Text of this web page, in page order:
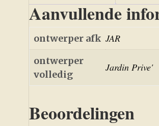
Aanvullende
ontwerper afk JAR
ontwerper
volledig
Jardin Prive'
Beoordelingen